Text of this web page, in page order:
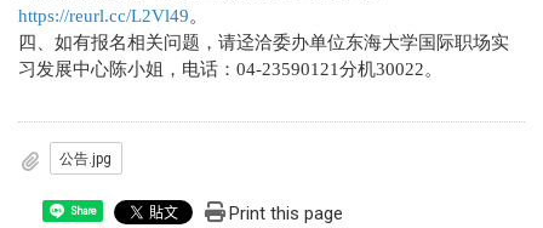
https://reurl.cc/L2Vl49。
四、如有报名相关问题，请迳洽委办单位东海大学国际职场实
习发展中心陈小姐，电话：04-23590121分机30022。
公告.jpg
Share Print this page